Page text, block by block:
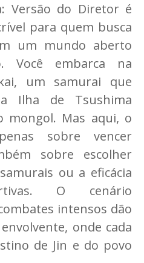
Versão do Diretor é
para quem busca
um mundo aberto
Você embarca na
um samurai que
Ilha de Tsushima
mongol. Mas aqui, o
sobre vencer
sobre escolher
ou a eficácia
O cenário
intensos dão
onde cada
de Jin e do povo